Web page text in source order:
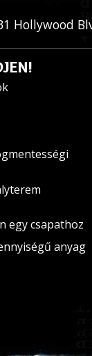
Hollywood
egy csapathoz
anyag